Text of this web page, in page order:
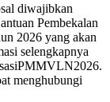
diwajibkan
Pembekalan
2026 yang akan
selengkapnya
menghubungi